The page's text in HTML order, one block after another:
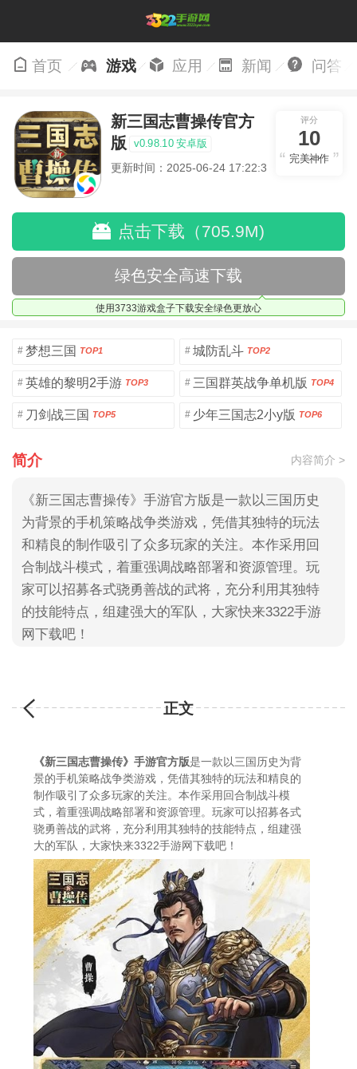
首页 游戏 应用 新闻 问答
新三国志曹操传官方
版
v0.98.10 安卓版
更新时间：2025-06-24 17:22:38
评分
10
完美神作
点击下载（705.9M)
绿色安全高速下载
使用3733游戏盒子下载安全绿色更放心
# 梦想三国 TOP1 # 城防乱斗 TOP2
# 英雄的黎明2手游 TOP3 # 三国群英战争单机版 TOP4
# 刀剑战三国 TOP5 # 少年三国志2小y版 TOP6
简介 内容简介 >
《新三国志曹操传》手游官方版是一款以三国历史
为背景的手机策略战争类游戏，凭借其独特的玩法
和精良的制作吸引了众多玩家的关注。本作采用回
合制战斗模式，着重强调战略部署和资源管理。玩
家可以招募各式骁勇善战的武将，充分利用其独特
的技能特点，组建强大的军队，大家快来3322手游
网下载吧！
正文
《新三国志曹操传》手游官方版是一款以三国历史为背
景的手机策略战争类游戏，凭借其独特的玩法和精良的
制作吸引了众多玩家的关注。本作采用回合制战斗模
式，着重强调战略部署和资源管理。玩家可以招募各式
骁勇善战的武将，充分利用其独特的技能特点，组建强
大的军队，大家快来3322手游网下载吧！